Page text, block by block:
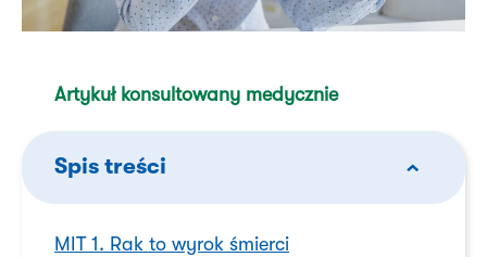
Artykuł konsultowany medycznie
Spis treści
MIT 1. Rak to wyrok śmierci